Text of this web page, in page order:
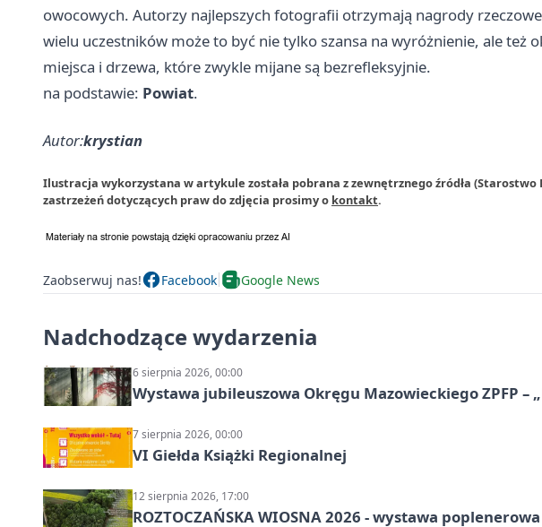
owocowych. Autorzy najlepszych fotografii otrzymają nagrody
wielu uczestników może to być nie tylko szansa na wyróżnienie, ale też
miejsca i drzewa, które zwykle mijane są bezrefleksyjnie.
na podstawie: Powiat.
Autor:krystian
Ilustracja wykorzystana w artykule została pobrana z zewnętrznego źródła
zastrzeżeń dotyczących praw do zdjęcia prosimy o kontakt.
Zaobserwuj nas! Facebook Google News
Nadchodzące wydarzenia
6 sierpnia 2026, 00:00
Wystawa jubileuszowa Okręgu Mazowieckiego ZPFP –
7 sierpnia 2026, 00:00
VI Giełda Książki Regionalnej
12 sierpnia 2026, 17:00
ROZTOCZAŃSKA WIOSNA 2026 - wystawa poplenerowa